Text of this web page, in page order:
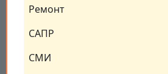
Ремонт
САПР
СМИ